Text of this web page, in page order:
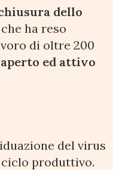
dello
ha reso
di oltre 200
aperto ed attivo
del virus
produttivo.